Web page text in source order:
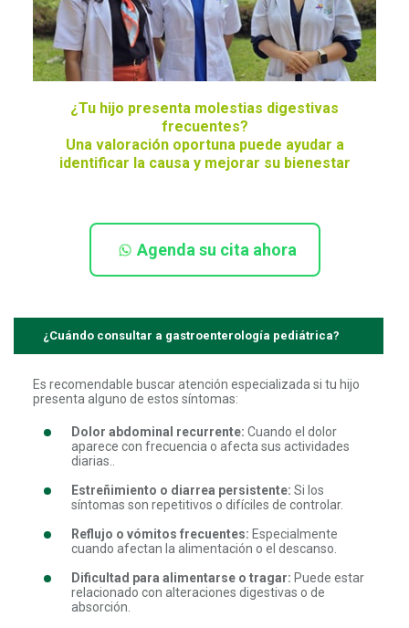
¿Tu hijo presenta molestias digestivas
frecuentes?
Una valoración oportuna puede ayudar a
identificar la causa y mejorar su bienestar
Agenda su cita ahora
¿Cuándo consultar a gastroenterología pediátrica?
Es recomendable buscar atención especializada si tu hijo
presenta alguno de estos síntomas:
Dolor abdominal recurrente:Cuando el dolor
aparece con frecuencia o afecta sus actividades
diarias..
Estreñimiento o diarrea persistente: Si los
síntomas son repetitivos o difíciles de controlar.
Reflujo o vómitos frecuentes: Especialmente
cuando afectan la alimentación o el descanso.
Dificultad para alimentarse o tragar: Puede estar
relacionado con alteraciones digestivas o de
absorción.